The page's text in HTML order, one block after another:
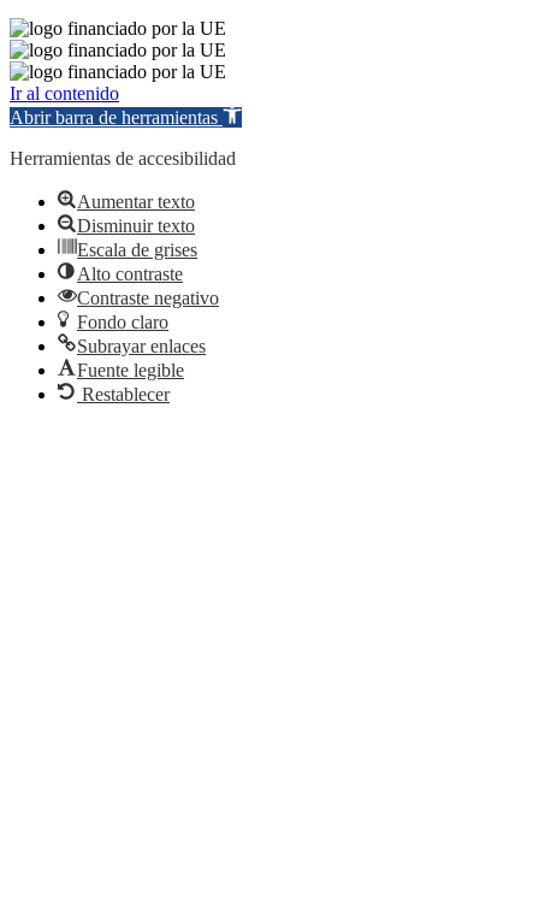
Ir al contenido
Abrir barra de herramientas
Herramientas de accesibilidad
Aumentar texto
Disminuir texto
Escala de grises
Alto contraste
Contraste negativo
Fondo claro
Subrayar enlaces
Fuente legible
Restablecer